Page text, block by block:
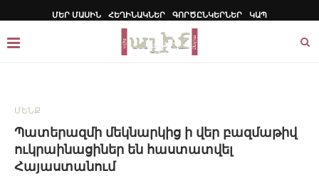
ՄԵՐ ՄԱՍԻՆ ՀԵՂԻՆԱԿՆԵՐ ԳՈՐԾԸՆԿԵՐՆԵՐ ԿԱՊ
ՄԵՆՔ
Պատերազմի մեկնարկից ի վեր բազմաթիվ
ուկրաինացիներ են հաստատվել
Հայաստանում